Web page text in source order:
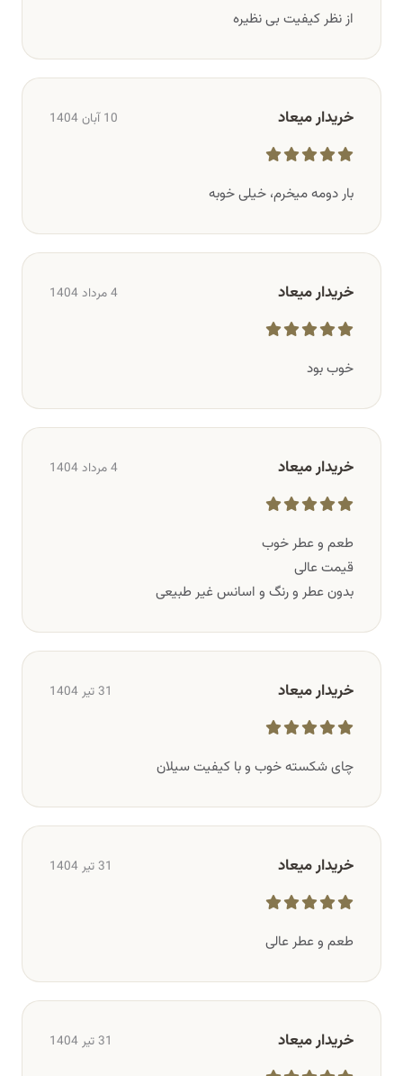
از نظر کیفیت بی نظیره
خریدار میعاد 10 آبان 1404
بار دومه میخرم، خیلی خوبه
خریدار میعاد 4 مرداد 1404
خوب بود
خریدار میعاد 4 مرداد 1404
طعم و عطر خوب
قیمت عالی
بدون عطر و رنگ و اسانس غیر طبیعی
خریدار میعاد 31 تیر 1404
چای شکسته خوب و با کیفیت سیلان
خریدار میعاد 31 تیر 1404
طعم و عطر عالی
خریدار میعاد 31 تیر 1404